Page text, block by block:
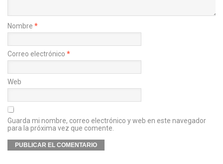
Nombre *
Correo electrónico *
Web
Guarda mi nombre, correo electrónico y web en este navegador
para la próxima vez que comente.